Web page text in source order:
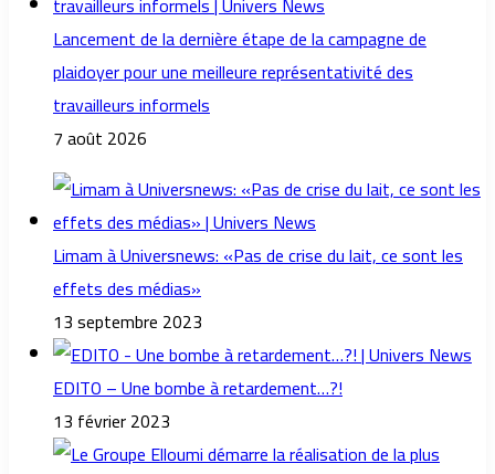
Lancement de la dernière étape de la campagne de
plaidoyer pour une meilleure représentativité des
travailleurs informels
7 août 2026
Limam à Universnews: «Pas de crise du lait, ce sont les
effets des médias»
13 septembre 2023
EDITO – Une bombe à retardement…?!
13 février 2023